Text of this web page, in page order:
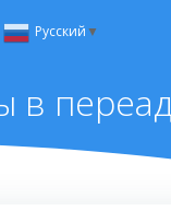
Русский▼
в